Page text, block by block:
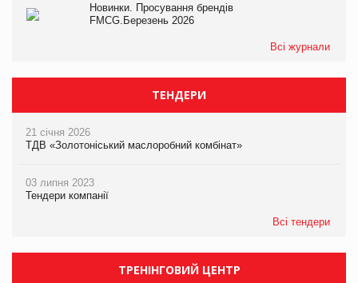
Новинки. Просування брендів
FMCG.Березень 2026
Всі журнали
ТЕНДЕРИ
21 січня 2026
ТДВ «Золотоніський маслоробний комбінат»
03 липня 2023
Тендери компанії
Всі тендери
ТРЕНІНГОВИЙ ЦЕНТР